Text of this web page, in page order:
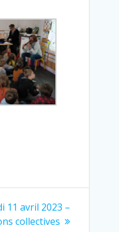
11 avril 2023 –
collectives